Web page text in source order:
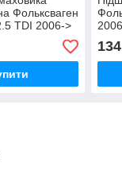
Фольксваген
TDI 2006->
134